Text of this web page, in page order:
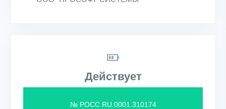
Действует
№ РОСС RU.0001.310174